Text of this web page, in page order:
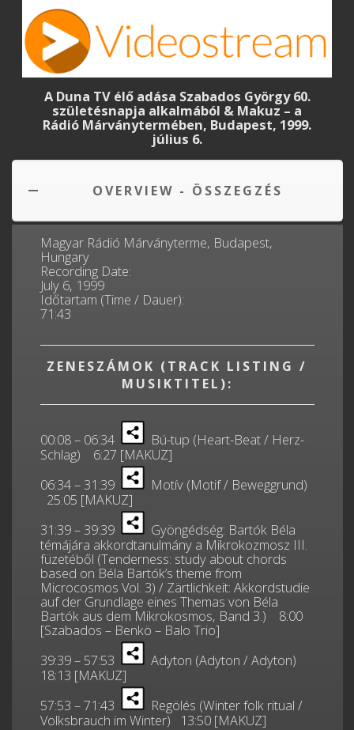
A Duna TV élő adása Szabados György 60.
születésnapja alkalmából & Makuz – a
Rádió Márványtermében, Budapest, 1999.
július 6.
OVERVIEW - ÖSSZEGZÉS
Magyar Rádió Márványterme, Budapest,
Hungary
Recording Date:
July 6, 1999
Időtartam (Time / Dauer):
71:43
ZENESZÁMOK (TRACK LISTING /
MUSIKTITEL):
00:08 – 06:34
Bú-tup (Heart-Beat / Herz-
Schlag) 6:27 [MAKUZ]
06:34 – 31:39
Motív (Motif / Beweggrund)
25:05 [MAKUZ]
31:39 – 39:39
Gyöngédség: Bartók Béla
témájára akkordtanulmány a Mikrokozmosz III.
füzetéből (Tenderness: study about chords
based on Béla Bartók’s theme from
Microcosmos Vol. 3) / Zärtlichkeit: Akkordstudie
auf der Grundlage eines Themas von Béla
Bartók aus dem Mikrokosmos, Band 3.) 8:00
[Szabados – Benkö – Balo Trio]
39:39 – 57:53
Adyton (Adyton / Adyton)
18:13 [MAKUZ]
57:53 – 71:43
Regölés (Winter folk ritual /
Volksbrauch im Winter) 13:50 [MAKUZ]